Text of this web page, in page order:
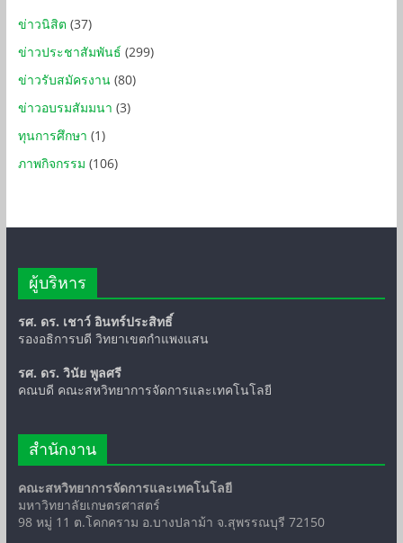
ข่าวนิสิต (37)
ข่าวประชาสัมพันธ์ (299)
ข่าวรับสมัครงาน(80)
ข่าวอบรมสัมมนา (3)
ทุนการศึกษา (1)
ภาพกิจกรรม (106)
ผู้บริหาร
รศ. ดร. เชาว์ อินทร์ประสิทธิ์
รองอธิการบดี วิทยาเขตกำแพงแสน
รศ. ดร. วินัย พูลศรี
คณบดี คณะสหวิทยาการจัดการและเทคโนโลยี
สำนักงาน
คณะสหวิทยาการจัดการและเทคโนโลยี
มหาวิทยาลัยเกษตรศาสตร์
98 หมู่ 11 ต.โคกคราม อ.บางปลาม้า จ.สุพรรณบุรี 72150